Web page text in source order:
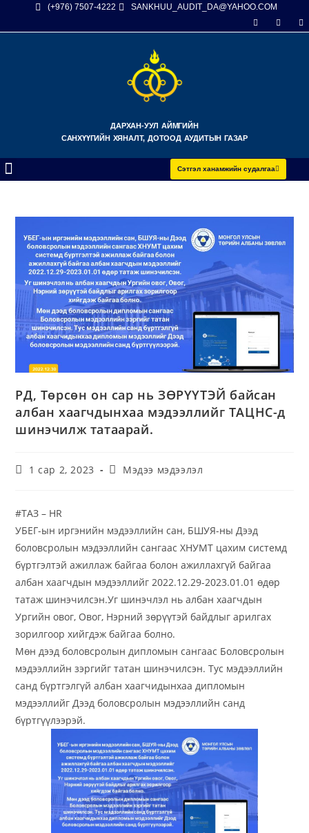
(+976) 7507-4222 SANKHUU_AUDIT_DA@YAHOO.COM
ДАРХАН-УУЛ АЙМГИЙН
САНХҮҮГИЙН ХЯНАЛТ, ДОТООД АУДИТЫН ГАЗАР
Сэтгэл ханамжийн судалгаа
РД, Төрсөн он сар нь ЗӨРҮҮТЭЙ байсан
албан хаагчдынхаа мэдээллийг ТАЦНС-д
шинэчилж татаарай.
1 сар 2, 2023 Мэдээ мэдээлэл
#ТАЗ – HR
УБЕГ-ын иргэнийн мэдээллийн сан, БШУЯ-ны Дээд
боловсролын мэдээллийн сангаас ХНУМТ цахим системд
бүртгэлтэй ажиллаж байгаа болон ажиллахгүй байгаа
албан хаагчдын мэдээллийг 2022.12.29-2023.01.01 өдөр
татаж шинэчилсэн.Уг шинэчлэл нь албан хаагчдын
Ургийн овог, Овог, Нэрний зөрүүтэй байдлыг арилгах
зорилгоор хийгдэж байгаа болно.
Мөн дээд боловсролын дипломын сангаас Боловсролын
мэдээллийн зэргийг татан шинэчилсэн. Тус мэдээллийн
санд бүртгэлгүй албан хаагчидынхаа дипломын
мэдээллийг Дээд боловсролын мэдээллийн санд
бүртгүүлээрэй.